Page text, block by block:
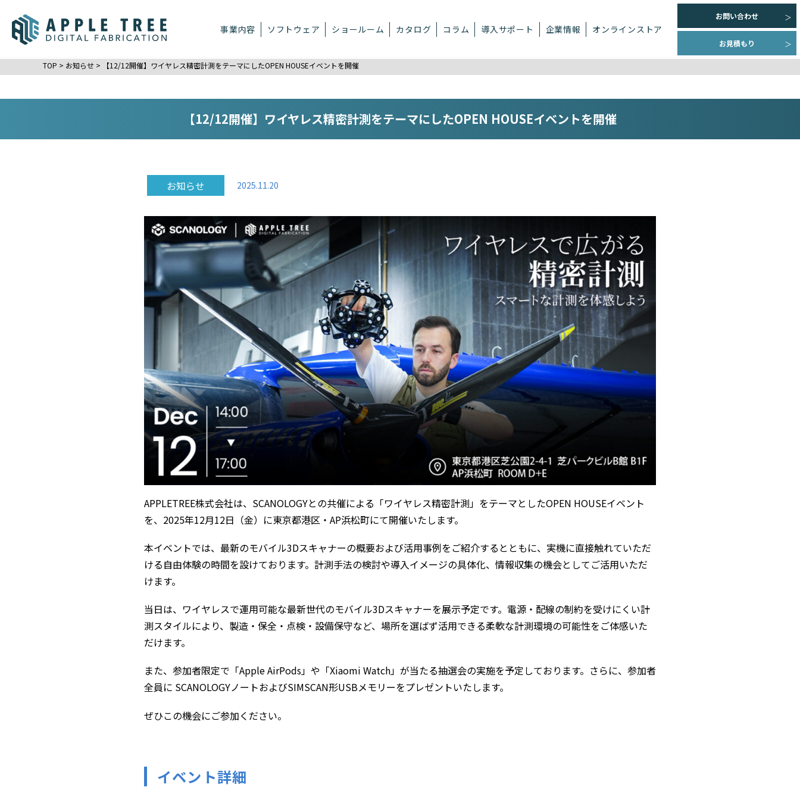
事業内容 ソフトウェア ショールーム カタログ コラム 導入サポート 企業情報 オンラインストア
お問い合わせ
お見積もり
TOP > お知らせ > 【12/12開催】ワイヤレス精密計測をテーマにしたOPEN HOUSEイベントを開催
【12/12開催】ワイヤレス精密計測をテーマにしたOPEN HOUSEイベントを開催
お知らせ 2025.11.20
APPLETREE株式会社は、SCANOLOGYとの共催による「ワイヤレス精密計測」をテーマとしたOPEN HOUSEイベント
を、2025年12月12日（金）に東京都港区・AP浜松町にて開催いたします。
本イベントでは、最新のモバイル3Dスキャナーの概要および活用事例をご紹介するとともに、実機に直接触れていただ
ける自由体験の時間を設けております。計測手法の検討や導入イメージの具体化、情報収集の機会としてご活用いただ
けます。
当日は、ワイヤレスで運用可能な最新世代のモバイル3Dスキャナーを展示予定です。電源・配線の制約を受けにくい計
測スタイルにより、製造・保全・点検・設備保守など、場所を選ばず活用できる柔軟な計測環境の可能性をご体感いた
だけます。
また、参加者限定で「Apple AirPods」や「Xiaomi Watch」が当たる抽選会の実施を予定しております。さらに、参加者
全員に SCANOLOGYノートおよびSIMSCAN形USBメモリーをプレゼントいたします。
ぜひこの機会にご参加ください。
イベント詳細